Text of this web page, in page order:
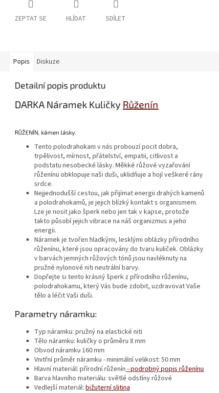
ZEPTAT SE HLÍDAT SDÍLET
Popis Diskuze
Detailní popis produktu
DARKA Náramek Kuličky Růženín
RŮŽENÍN , kámen lásky.
Tento polodrahokam v nás probouzí pocit dobra,
trpělivost, mírnost, přátelství, empatii, citlivost a
podstatu nesobecké lásky. Měkké růžové vyzařování
růženínu obklopuje naši duši, uklidňuje a hojí veškeré rány
srdce.
Nejjednodušší cestou, jak přijímat energii drahých kamenů
a polodrahokamů, je jejich blízký kontakt s organismem.
Lze je nosit jako šperk nebo jen tak v kapse, protože
takto působí jejich vibrace na náš organizmus a jeho
energii.
Náramek je tvořen hladkými, lesklými oblázky přírodního
růženínu, které jsou opracovány do tvaru kuliček. Oblázky
v barvách jemných růžových tónů jsou navléknuty na
pružné nylonové niti neutrální barvy.
Dopřejte si tento krásný šperk z přírodního růženínu,
polodrahokamu, který Vás bude zdobit, uzdravovat Vaše
tělo a léčit Vaši duši.
Parametry náramku:
Typ náramku: pružný na elastické niti
Tělo náramku: kuličky o průměru 8 mm
Obvod náramku 160 mm
Vnitřní průměr náramku - minimální velikost: 50 mm
Hlavní materiál: přírodní růženín -podrobný popis růženínu
Barva hlavního materiálu: světlé odstíny růžové
Vedlejší materiál: bižuterní slitina